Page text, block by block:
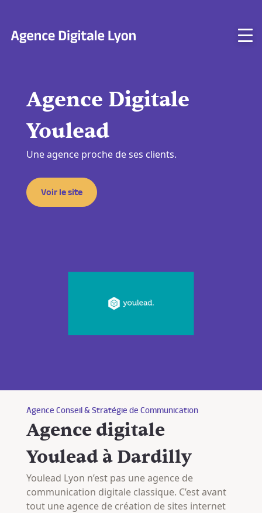
contenu
Agence Digitale
Youlead
Une agence proche de ses clients.
Voir le site
Agence Conseil & Stratégie de Communication
Agence digitale
Youlead à Dardilly
Youlead Lyon n’est pas une agence de
communication digitale classique. C’est avant
tout une agence de création de sites internet